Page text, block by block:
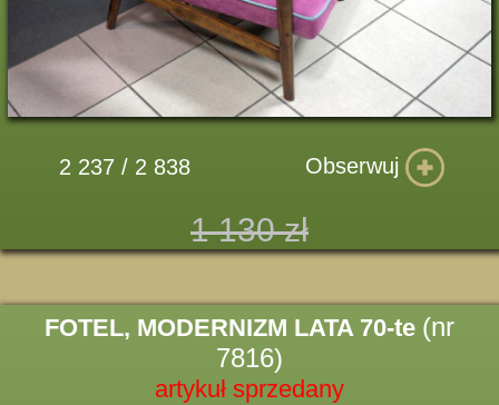
2 237 / 2 838 Obserwuj
1 130 zł
FOTEL, MODERNIZM LATA 70-te (nr
7816)
artykuł sprzedany